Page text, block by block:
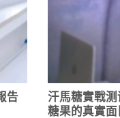
告
汗馬糖實戰
糖果的真實面